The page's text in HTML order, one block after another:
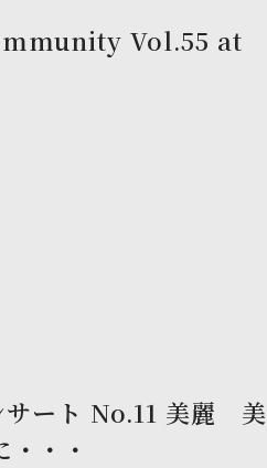
Vol.55 at
サート No.11 美麗 美
・・